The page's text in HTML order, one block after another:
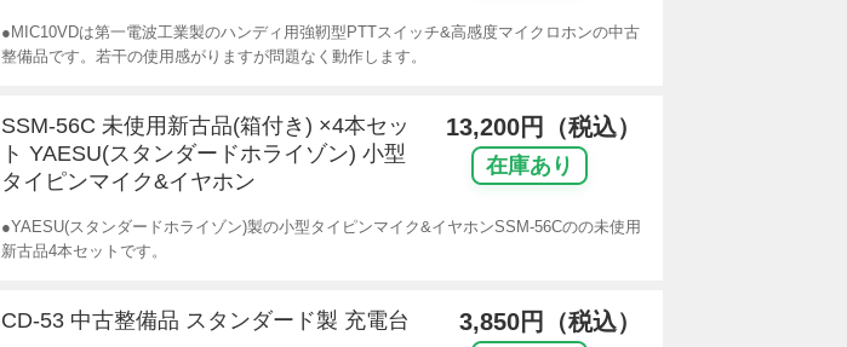
●MIC10VDは第一電波工業製のハンディ用強靭型PTTスイッチ&高感度マイクロホンの中古
整備品です。若干の使用感がりますが問題なく動作します。
SSM-56C 未使用新古品(箱付き) ×4本セッ
ト YAESU(スタンダードホライゾン) 小型
タイピンマイク&イヤホン
13,200円（税込）
在庫あり
●YAESU(スタンダードホライゾン)製の小型タイピンマイク&イヤホンSSM-56Cのの未使用
新古品4本セットです。
CD-53 中古整備品 スタンダード製 充電台 3,850円（税込）